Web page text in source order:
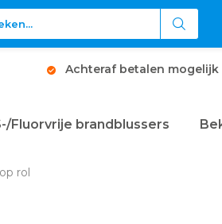
Achteraf betalen mogelijk
Fluorvrije brandblussers
rol